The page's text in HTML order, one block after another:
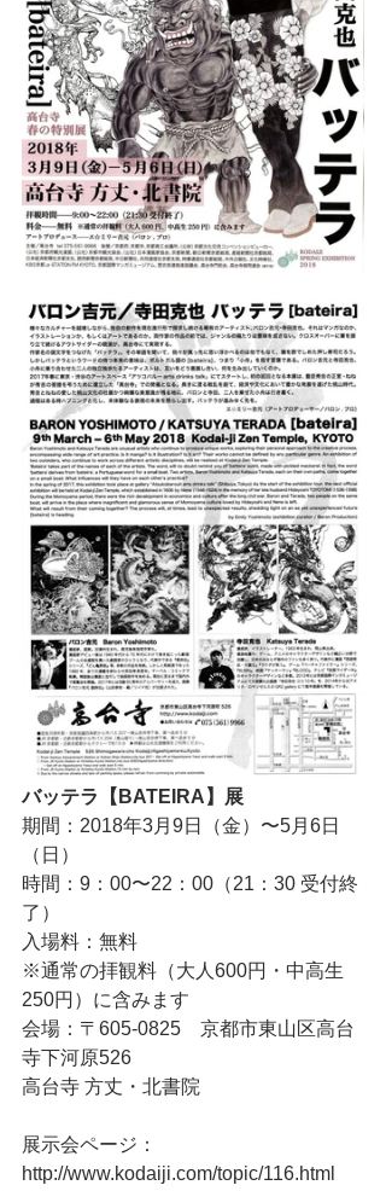
バッテラ【BATEIRA】展
期間：2018年3月9日（金）〜5月6日
（日）
時間：9：00〜22：00（21：30 受付終
了）
入場料：無料
※通常の拝観料（大人600円・中高生
250円）に含みます
会場：〒605-0825　京都市東山区高台
寺下河原526
高台寺 方丈・北書院
展示会ページ：
http://www.kodaiji.com/topic/116.html